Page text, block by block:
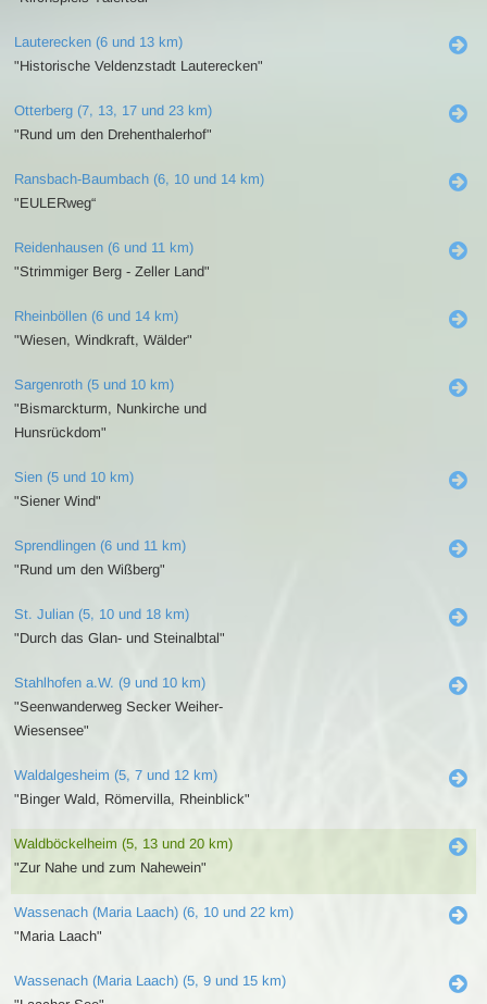
Lauterecken (6 und 13 km)
"Historische Veldenzstadt Lauterecken"
Otterberg (7, 13, 17 und 23 km)
"Rund um den Drehenthalerhof"
Ransbach-Baumbach (6, 10 und 14 km)
"EULERweg“
Reidenhausen (6 und 11 km)
"Strimmiger Berg - Zeller Land"
Rheinböllen (6 und 14 km)
"Wiesen, Windkraft, Wälder"
Sargenroth (5 und 10 km)
"Bismarckturm, Nunkirche und
Hunsrückdom"
Sien (5 und 10 km)
"Siener Wind"
Sprendlingen (6 und 11 km)
"Rund um den Wißberg"
St. Julian (5, 10 und 18 km)
"Durch das Glan- und Steinalbtal"
Stahlhofen a.W. (9 und 10 km)
"Seenwanderweg Secker Weiher-
Wiesensee"
Waldalgesheim (5, 7 und 12 km)
"Binger Wald, Römervilla, Rheinblick"
Waldböckelheim (5, 13 und 20 km)
"Zur Nahe und zum Nahewein"
Wassenach (Maria Laach) (6, 10 und 22 km)
"Maria Laach"
Wassenach (Maria Laach) (5, 9 und 15 km)